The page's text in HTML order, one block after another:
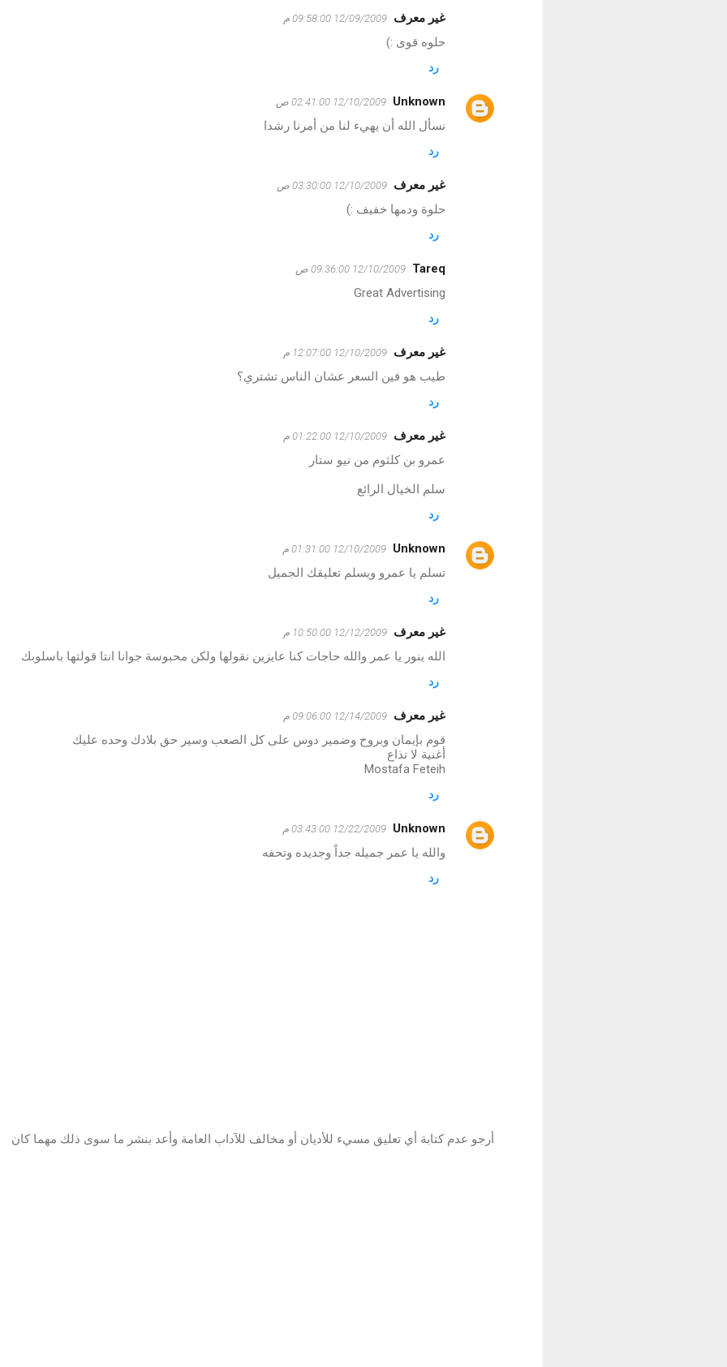
غير معرف 12/09/2009 09:58:00 م
حلوه قوى :)
رد
Unknown 12/10/2009 02:41:00 ص
نسأل الله أن يهيء لنا من أمرنا رشدا
رد
غير معرف 12/10/2009 03:30:00 ص
حلوة ودمها خفيف :)
رد
Tareq 12/10/2009 09:36:00 ص
Great Advertising
رد
غير معرف 12/10/2009 12:07:00 م
طيب هو فين السعر عشان الناس تشتري؟
رد
غير معرف 12/10/2009 01:22:00 م
عمرو بن كلثوم من نيو ستار
سلم الخيال الرائع
رد
Unknown 12/10/2009 01:31:00 م
تسلم يا عمرو ويسلم تعليقك الجميل
رد
غير معرف 12/12/2009 10:50:00 م
الله ينور يا عمر والله حاجات كنا عايزين نقولها ولكن محبوسة جوانا انتا قولتها باسلوبك
رد
غير معرف 12/14/2009 09:06:00 م
قوم بإيمان وبروح وضمير دوس على كل الصعب وسير حق بلادك وحده عليك
أغنية لا تذاع
Mostafa Feteih
رد
Unknown 12/22/2009 03:43:00 م
والله يا عمر جميله جداً وجديده وتحفه
رد
أرجو عدم كتابة أي تعليق مسيء للأديان أو مخالف للآداب العامة وأعد بنشر ما سوى ذلك مهما كان